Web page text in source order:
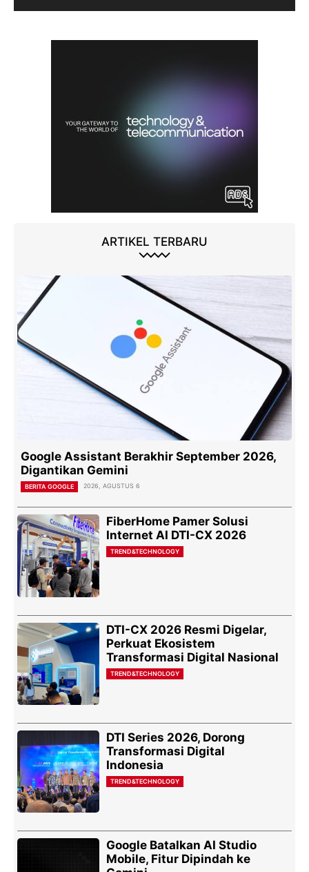
ARTIKEL TERBARU
Google Assistant Berakhir September 2026,
Digantikan Gemini
BERITA GOOGLE 2026, AGUSTUS 6
FiberHome Pamer Solusi
Internet AI DTI-CX 2026
TREND&TECHNOLOGY
DTI-CX 2026 Resmi Digelar,
Perkuat Ekosistem
Transformasi Digital Nasional
TREND&TECHNOLOGY
DTI Series 2026, Dorong
Transformasi Digital
Indonesia
TREND&TECHNOLOGY
Google Batalkan AI Studio
Mobile, Fitur Dipindah ke